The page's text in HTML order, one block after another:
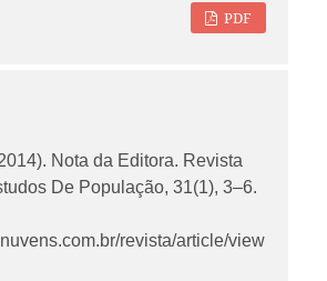
PDF
Nota da Editora. Revista
De População,31(1), 3–6.
revista/article/view